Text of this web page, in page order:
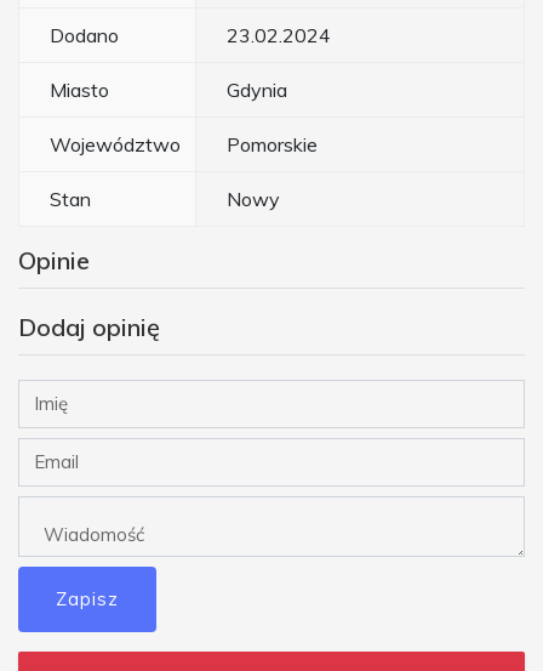
Dodano 23.02.2024
Miasto Gdynia
Województwo Pomorskie
Stan Nowy
Opinie
Dodaj opinię
Zapisz